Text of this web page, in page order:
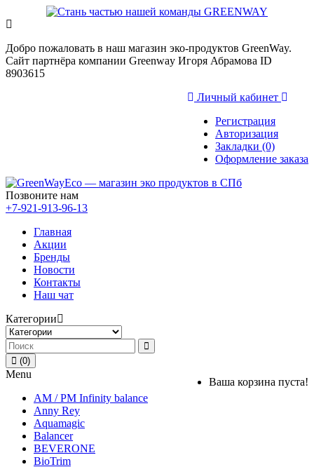
Добро пожаловать в наш магазин эко-продуктов GreenWay.
Сайт партнёра компании Greenway Игоря Абрамова ID
8903615
Личный кабинет
Регистрация
Авторизация
Закладки (0)
Оформление заказа
Позвоните нам
+7-921-913-96-13
Главная
Акции
Бренды
Новости
Контакты
Наш чат
Категории
(0)
Ваша корзина пуста!
Menu
AM / PM Infinity balance
Anny Rey
Aquamagic
Balancer
BEVERONE
BioTrim